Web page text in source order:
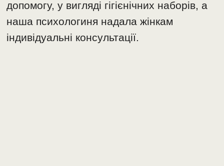
допомогу, у вигляді гігієнічних наборів, а
наша психологиня надала жінкам
індивідуальні консультації.